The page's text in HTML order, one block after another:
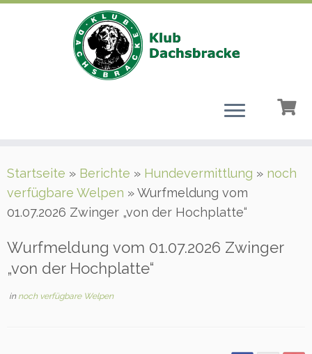
Inhalt
springen
Startseite » Berichte » Hundevermittlung » noch
verfügbare Welpen »Wurfmeldung vom
01.07.2026 Zwinger „von der Hochplatte“
Wurfmeldung vom 01.07.2026 Zwinger
„von der Hochplatte“
in noch verfügbare Welpen